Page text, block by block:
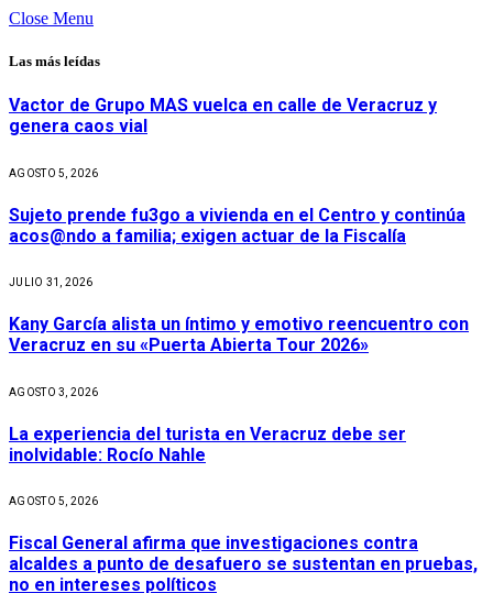
Close Menu
Las más leídas
Vactor de Grupo MAS vuelca en calle de Veracruz y
genera caos vial
AGOSTO 5, 2026
Sujeto prende fu3go a vivienda en el Centro y continúa
acos@ndo a familia; exigen actuar de la Fiscalía
JULIO 31, 2026
Kany García alista un íntimo y emotivo reencuentro con
Veracruz en su «Puerta Abierta Tour 2026»
AGOSTO 3, 2026
La experiencia del turista en Veracruz debe ser
inolvidable: Rocío Nahle
AGOSTO 5, 2026
Fiscal General afirma que investigaciones contra
alcaldes a punto de desafuero se sustentan en pruebas,
no en intereses políticos